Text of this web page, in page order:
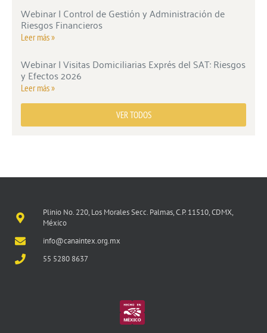
Webinar | Control de Gestión y Administración de
Riesgos Financieros
Leer más »
Webinar | Visitas Domiciliarias Exprés del SAT: Riesgos
y Efectos 2026
Leer más »
VER TODOS
Plinio No. 220, Los Morales Secc. Palmas, C.P. 11510, CDMX,
México
info@canaintex.org.mx
55 5280 8637